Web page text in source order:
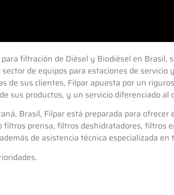
filtración de Diésel y Biodiésel en Brasil,
de equipos para estaciones de servicio
de sus clientes, Filpar apuesta por un
sus productos, y un servicio diferenciado al
Brasil, Filpar está preparada para ofrecer
filtros prensa, filtros deshidratadores, filtros
de asistencia técnica especializada